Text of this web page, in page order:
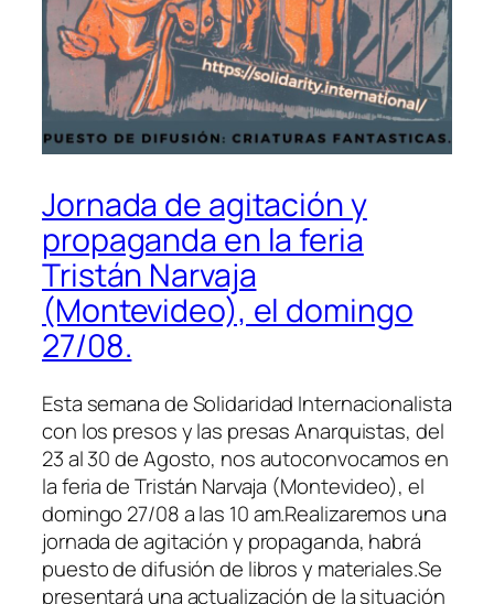
Jornada de agitación y
propaganda en la feria
Tristán Narvaja
(Montevideo), el domingo
27/08.
Esta semana de Solidaridad Internacionalista
con los presos y las presas Anarquistas, del
23 al 30 de Agosto, nos autoconvocamos en
la feria de Tristán Narvaja (Montevideo), el
domingo 27/08 a las 10 am.Realizaremos una
jornada de agitación y propaganda, habrá
puesto de difusión de libros y materiales.Se
presentará una actualización de la situación